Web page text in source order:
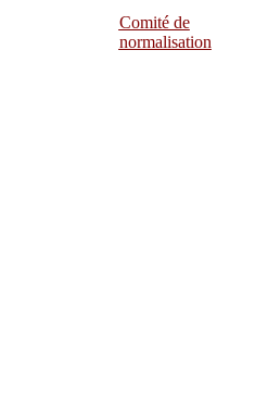
Comité de
normalisation